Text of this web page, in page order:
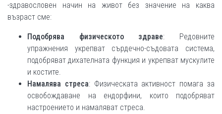
-здравословен начин на живот без значение на каква
възраст сме:
Подобрява физическото здраве: Редовните
упражнения укрепват сърдечно-съдовата система,
подобряват дихателната функция и укрепват мускулите
и костите.
Намалява стреса: Физическата активност помага за
освобождаване на ендорфини, които подобряват
настроението и намаляват стреса.